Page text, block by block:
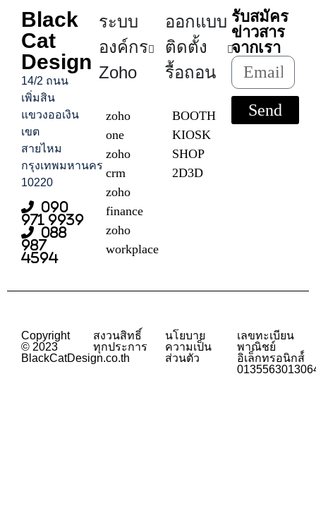
Black
Cat
Design
14/2 ถนน
เพิ่มสิน
แขวงออเงิน
เขต
สายไหม
กรุงเทพมหานคร
10220
090
971 9939
088
987
4594
ระบบ
องค์กร
Zoho
zoho
one
zoho
crm
zoho
finance
zoho
workplace
ออกแบบ
ติดตั้ง
รื้อถอน
BOOTH
KIOSK
SHOP
2D3D
รับสมัคร
ข่าวสาร
จากเรา
Send
Copyright
© 2023
BlackCatDesign.co.th
สงวนสิทธิ์
ทุกประการ
นโยบาย
ความเป็น
ส่วนตัว
เลขทะเบียน
พาณิชย์
อิเล็กทรอนิกส์์